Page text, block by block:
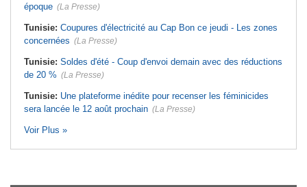
époque (La Presse)
Tunisie: Coupures d'électricité au Cap Bon ce jeudi - Les zones
concernées (La Presse)
Tunisie: Soldes d'été - Coup d'envoi demain avec des réductions
de 20 % (La Presse)
Tunisie: Une plateforme inédite pour recenser les féminicides
sera lancée le 12 août prochain (La Presse)
Voir Plus »